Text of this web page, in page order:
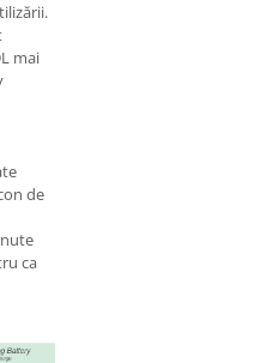
mai
de
ca